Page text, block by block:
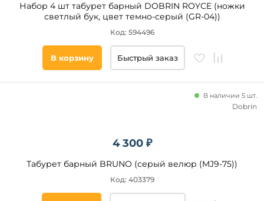
Набор 4 шт табурет барный DOBRIN ROYCE (ножки
светлый бук, цвет темно-серый (GR-04))
Код: 594496
В корзину Быстрый заказ
4 300 ₽
Табурет барный BRUNO (серый велюр (MJ9-75))
В наличии 5 шт.
Код: 403379
Dobrin